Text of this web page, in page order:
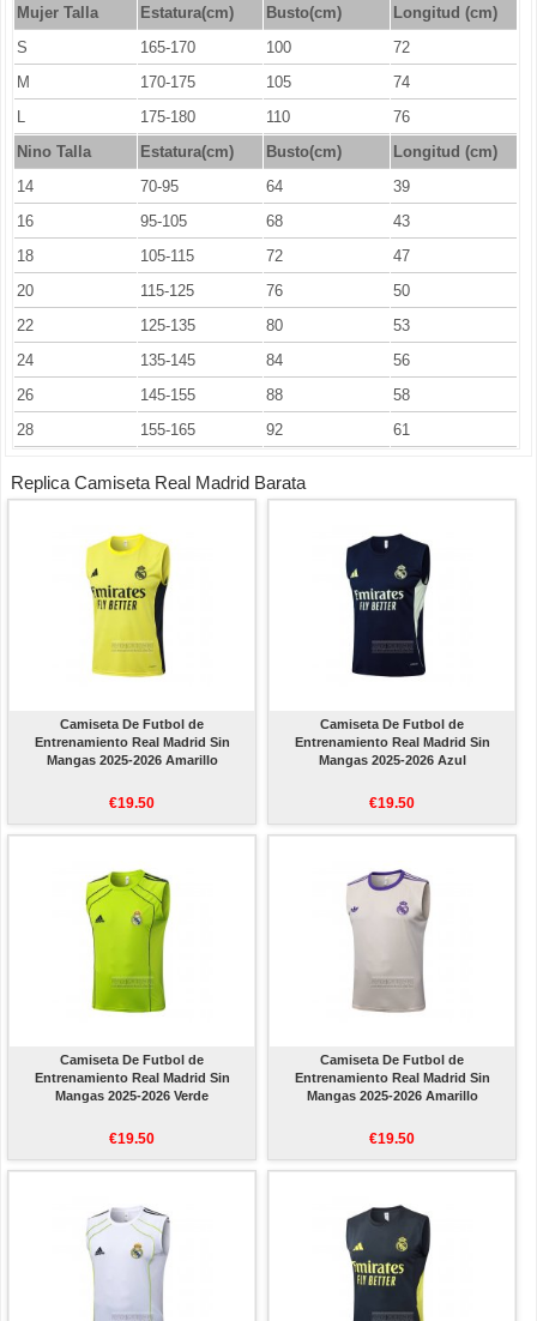
Mujer Talla Estatura(cm) Busto(cm)
Longitud (cm)
S
165-170 100
72
M
170-175 105
74
L
175-180 110
76
Nino Talla
Estatura(cm) Busto(cm)
Longitud (cm)
14
70-95 64
39
16
95-105 68
43
18
105-115 72
47
20
115-125 76
50
22
125-135 80
53
24
135-145 84
56
26
145-155 88
58
28
155-165 92 61
Replica Camiseta Real Madrid Barata
Camiseta De Futbol de
Entrenamiento Real Madrid Sin
Mangas 2025-2026 Amarillo
€19.50
Camiseta De Futbol de
Entrenamiento Real Madrid Sin
Mangas 2025-2026 Azul
€19.50
Camiseta De Futbol de
Entrenamiento Real Madrid Sin
Mangas 2025-2026 Verde
€19.50
Camiseta De Futbol de
Entrenamiento Real Madrid Sin
Mangas 2025-2026 Amarillo
€19.50